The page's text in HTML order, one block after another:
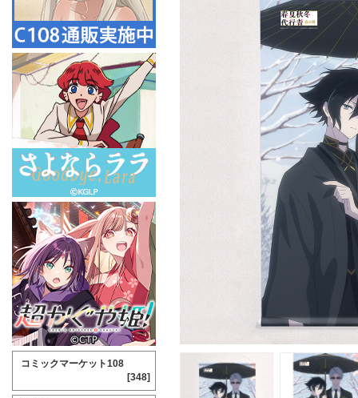
コミックマーケット108
[348]